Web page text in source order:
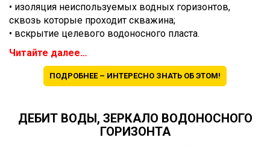
• изоляция неиспользуемых водных горизонтов,
сквозь которые проходит скважина;
• вскрытие целевого водоносного пласта.
Читайте далее…
ПОДРОБНЕЕ – ИНТЕРЕСНО ЗНАТЬ ОБ ЭТОМ!
ДЕБИТ ВОДЫ, ЗЕРКАЛО ВОДОНОСНОГО
ГОРИЗОНТА